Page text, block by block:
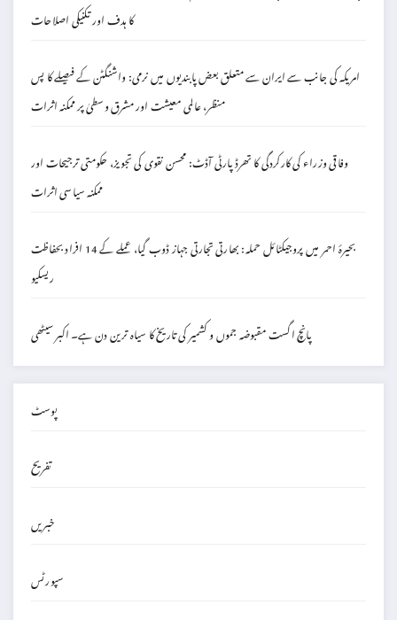
کا ہدف اور تکنیکی اصلاحات
امریکہ کی جانب سے ایران سے متعلق بعض پابندیوں میں نرمی: واشنگٹن کے فیصلے کا پس
منظر، عالمی معیشت اور مشرق وسطیٰ پر ممکنہ اثرات
وفاقی وزراء کی کارکردگی کا تھرڈ پارٹی آڈٹ: محسن نقوی کی تجویز، حکومتی ترجیحات اور
ممکنہ سیاسی اثرات
بحیرۂ احمر میں پروجیکٹائل حملہ: بھارتی تجارتی جہاز ڈوب گیا، عملے کے 14 افراد بحفاظت
ریسکیو
پانچ اگست مقبوضہ جموں و کشمیر کی تاریخ کا سیاہ ترین دن ہے۔ اکبر سیٹھی
پوسٹ
تفریح
خبریں
سپورٹس